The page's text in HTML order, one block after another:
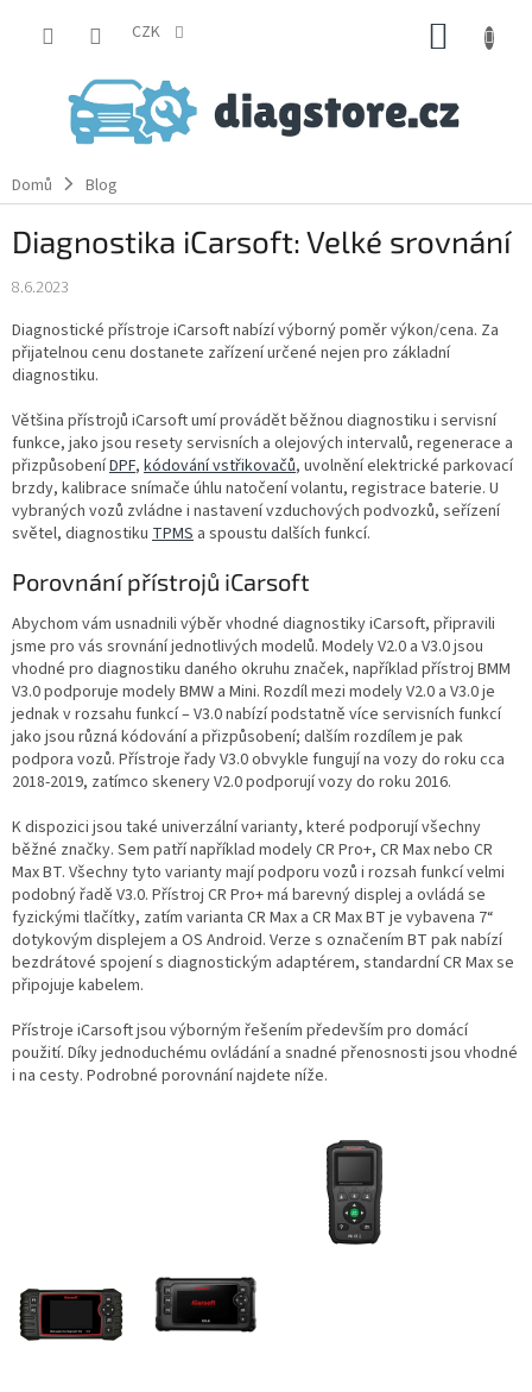
CZK
Domů Blog
Diagnostika iCarsoft: Velké srovnání
8.6.2023
Diagnostické přístroje iCarsoft nabízí výborný poměr výkon/cena. Za
přijatelnou cenu dostanete zařízení určené nejen pro základní
diagnostiku.
Většina přístrojů iCarsoft umí provádět běžnou diagnostiku i servisní
funkce, jako jsou resety servisních a olejových intervalů, regenerace a
přizpůsobeníDPF, kódování vstřikovačů, uvolnění elektrické parkovací
brzdy, kalibrace snímače úhlu natočení volantu, registrace baterie. U
vybraných vozů zvládne i nastavení vzduchových podvozků, seřízení
světel, diagnostiku TPMS a spoustu dalších funkcí.
Porovnání přístrojů iCarsoft
Abychom vám usnadnili výběr vhodné diagnostiky iCarsoft, připravili
jsme pro vás srovnání jednotlivých modelů. Modely V2.0 a V3.0 jsou
vhodné pro diagnostiku daného okruhu značek, například přístroj BMM
V3.0 podporuje modely BMW a Mini. Rozdíl mezi modely V2.0 a V3.0 je
jednak v rozsahu funkcí – V3.0 nabízí podstatně více servisních funkcí
jako jsou různá kódování a přizpůsobení; dalším rozdílem je pak
podpora vozů. Přístroje řady V3.0 obvykle fungují na vozy do roku cca
2018-2019, zatímco skenery V2.0 podporují vozy do roku 2016.
K dispozici jsou také univerzální varianty, které podporují všechny
běžné značky. Sem patří například modely CR Pro+, CR Max nebo CR
Max BT. Všechny tyto varianty mají podporu vozů i rozsah funkcí velmi
podobný řadě V3.0. Přístroj CR Pro+ má barevný displej a ovládá se
fyzickými tlačítky, zatím varianta CR Max a CR Max BT je vybavena 7“
dotykovým displejem a OS Android. Verze s označením BT pak nabízí
bezdrátové spojení s diagnostickým adaptérem, standardní CR Max se
připojuje kabelem.
Přístroje iCarsoft jsou výborným řešením především pro domácí
použití. Díky jednoduchému ovládání a snadné přenosnosti jsou vhodné
i na cesty. Podrobné porovnání najdete níže.